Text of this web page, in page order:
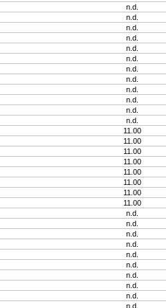
n.d.
n.d.
n.d.
n.d.
n.d.
n.d.
n.d.
n.d.
n.d.
n.d.
n.d.
n.d.
11.00
11.00
11.00
11.00
11.00
11.00
11.00
11.00
n.d.
n.d.
n.d.
n.d.
n.d.
n.d.
n.d.
n.d.
n.d.
n.d.